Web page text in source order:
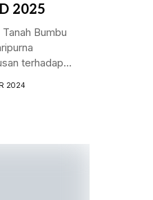
2025
Bumbu
terhadap
2024